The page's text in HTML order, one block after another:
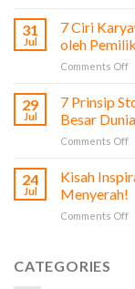
31
Jul
7 Ciri
oleh
Comments Offon
29
Jul
7 Prinsip
Besar Dunia
Comments Offon
24
Jul
Kisah
Menyerah!
Comments Offon
CATEGORIES